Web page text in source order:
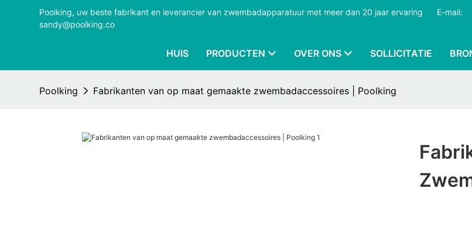
Poolking, uw beste fabrikant en leverancier van zwembadapparatuur met meer dan 20 jaar ervaring
E-mail:
sandy@poolking.co
HUIS PRODUCTEN OVER ONS SOLLICITATIE
Poolking Fabrikanten van op maat gemaakte zwembadaccessoires | Poolking